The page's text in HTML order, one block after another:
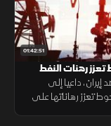
01:42:51
رهنات النفط
داعيا إلى
تعزز رهاناتها على